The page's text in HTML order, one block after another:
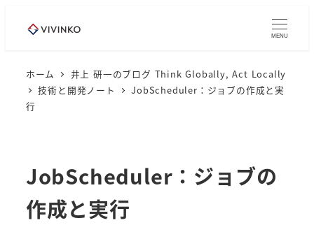
MENU
ホーム
井上 研一のブログ Think Globally, Act Locally
技術と開発ノート
JobScheduler：ジョブの作成と実
行
JobScheduler：ジョブの
作成と実行